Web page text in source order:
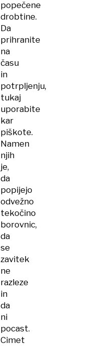
popečene
drobtine.
Da
prihranite
na
času
in
potrpljenju,
tukaj
uporabite
kar
piškote.
Namen
njih
je,
da
popijejo
odvežno
tekočino
borovnic,
da
se
zavitek
ne
razleze
in
da
ni
pocast.
Cimet